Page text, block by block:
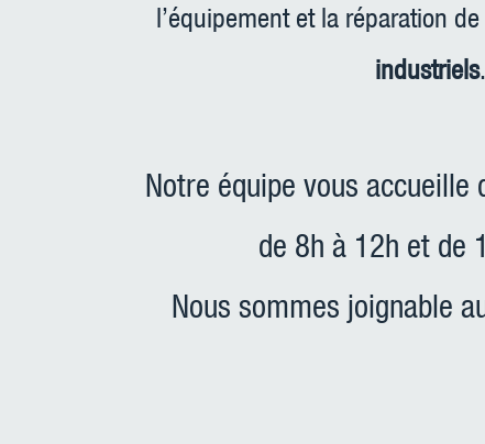
l’équipement et la réparation
industriels.
Notre équipe vous accueille
de 8h à 12h et de
Nous sommes joignable